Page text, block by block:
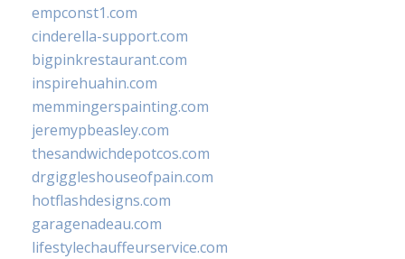
empconst1.com
cinderella-support.com
bigpinkrestaurant.com
inspirehuahin.com
memmingerspainting.com
jeremypbeasley.com
thesandwichdepotcos.com
drgiggleshouseofpain.com
hotflashdesigns.com
garagenadeau.com
lifestylechauffeurservice.com